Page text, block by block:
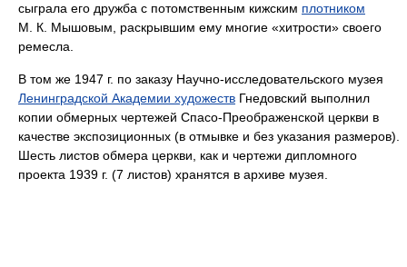
сыграла его дружба с потомственным кижским плотником
М. К. Мышовым, раскрывшим ему многие «хитрости» своего
ремесла.
В том же 1947 г. по заказу Научно-исследовательского музея
Ленинградской Академии художеств Гнедовский выполнил
копии обмерных чертежей Спасо-Преображенской церкви в
качестве экспозиционных (в отмывке и без указания размеров).
Шесть листов обмера церкви, как и чертежи дипломного
проекта 1939 г. (7 листов) хранятся в архиве музея.